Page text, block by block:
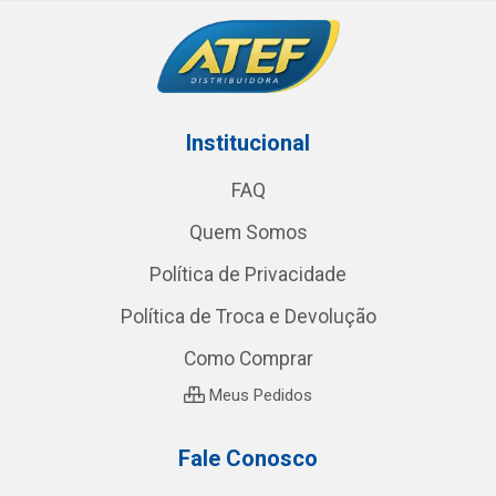
Institucional
FAQ
Quem Somos
Política de Privacidade
Política de Troca e Devolução
Como Comprar
Meus Pedidos
Fale Conosco